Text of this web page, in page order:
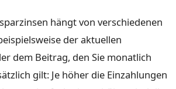
hängt von verschiedenen
der aktuellen
dem Beitrag, den Sie monatlich
gilt: Je höher die Einzahlungen